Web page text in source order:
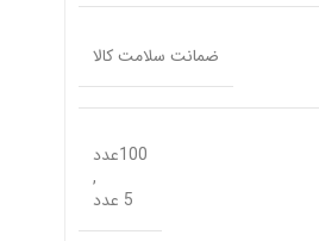
ضمانت سلامت کالا
100عدد
,
5 عدد